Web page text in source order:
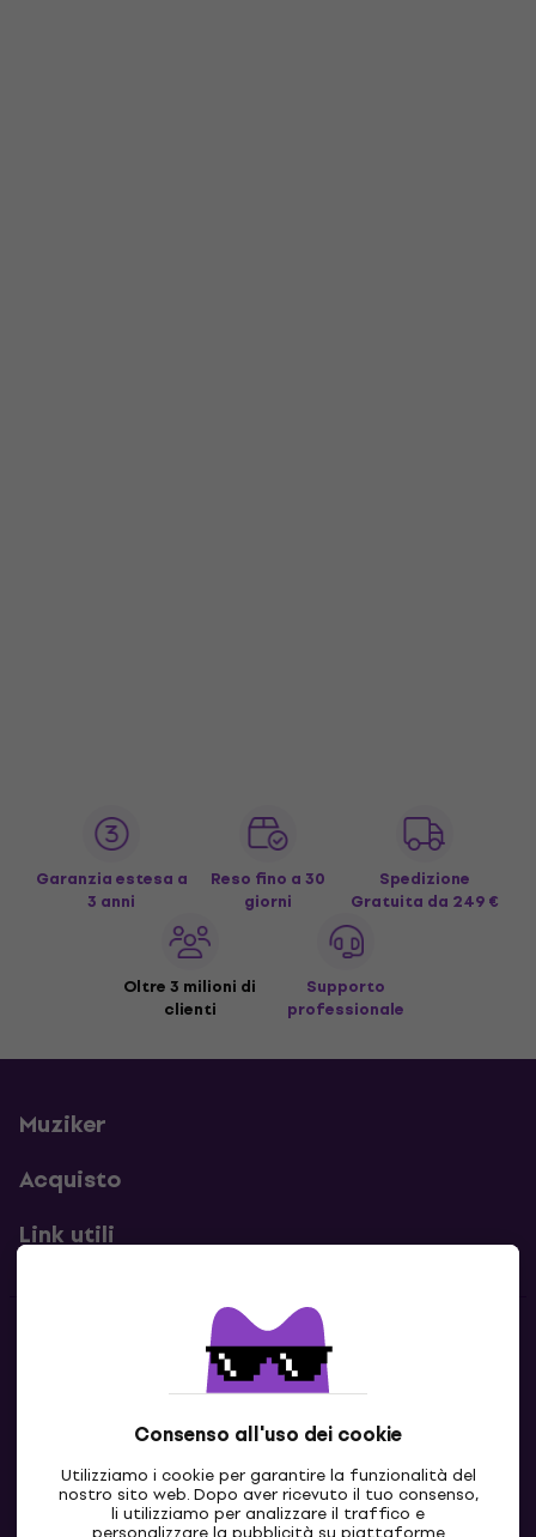
Consenso all'uso dei cookie
Utilizziamo i cookie per garantire la funzionalità del
nostro sito web. Dopo aver ricevuto il tuo consenso,
li utilizziamo per analizzare il traffico e
Garanzia estesa a
3 anni
Reso fino a 30
giorni
Spedizione
Gratuita da 249 €
Oltre 3 milioni di
clienti
Supporto
professionale
Muziker
Acquisto
Link utili
Contatti
Contattaci